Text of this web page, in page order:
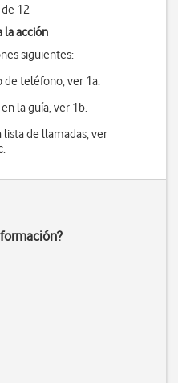
de 12
la acción
siguientes:
teléfono, ver 1a.
la guía, ver 1b.
lista de llamadas, ver